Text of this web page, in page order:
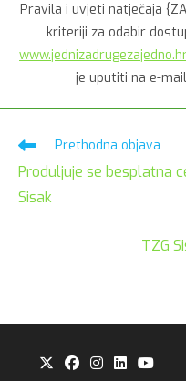
Pravila i uvjeti natječaja
kriteriji za odabir
www.jednizadrugezajedno.hr
je uputiti na e-
Pročitaj
članaka
Prethodna objava
Produljuje se besplatna
Sisak
TZG